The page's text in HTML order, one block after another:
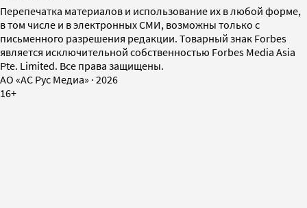
Перепечатка материалов и использование их в любой форме,
в том числе и в электронных СМИ, возможны только с
письменного разрешения редакции. Товарный знак Forbes
является исключительной собственностью Forbes Media Asia
Pte. Limited. Все права защищены.
AO «АС Рус Медиа» · 2026
16+